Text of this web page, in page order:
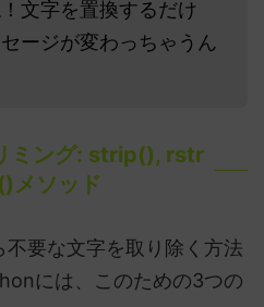
文字を置換するだけ
ージが変わっちゃうん
ミング: strip(), rstr
ソッド
要な文字を取り除く方法
には、このための3つの